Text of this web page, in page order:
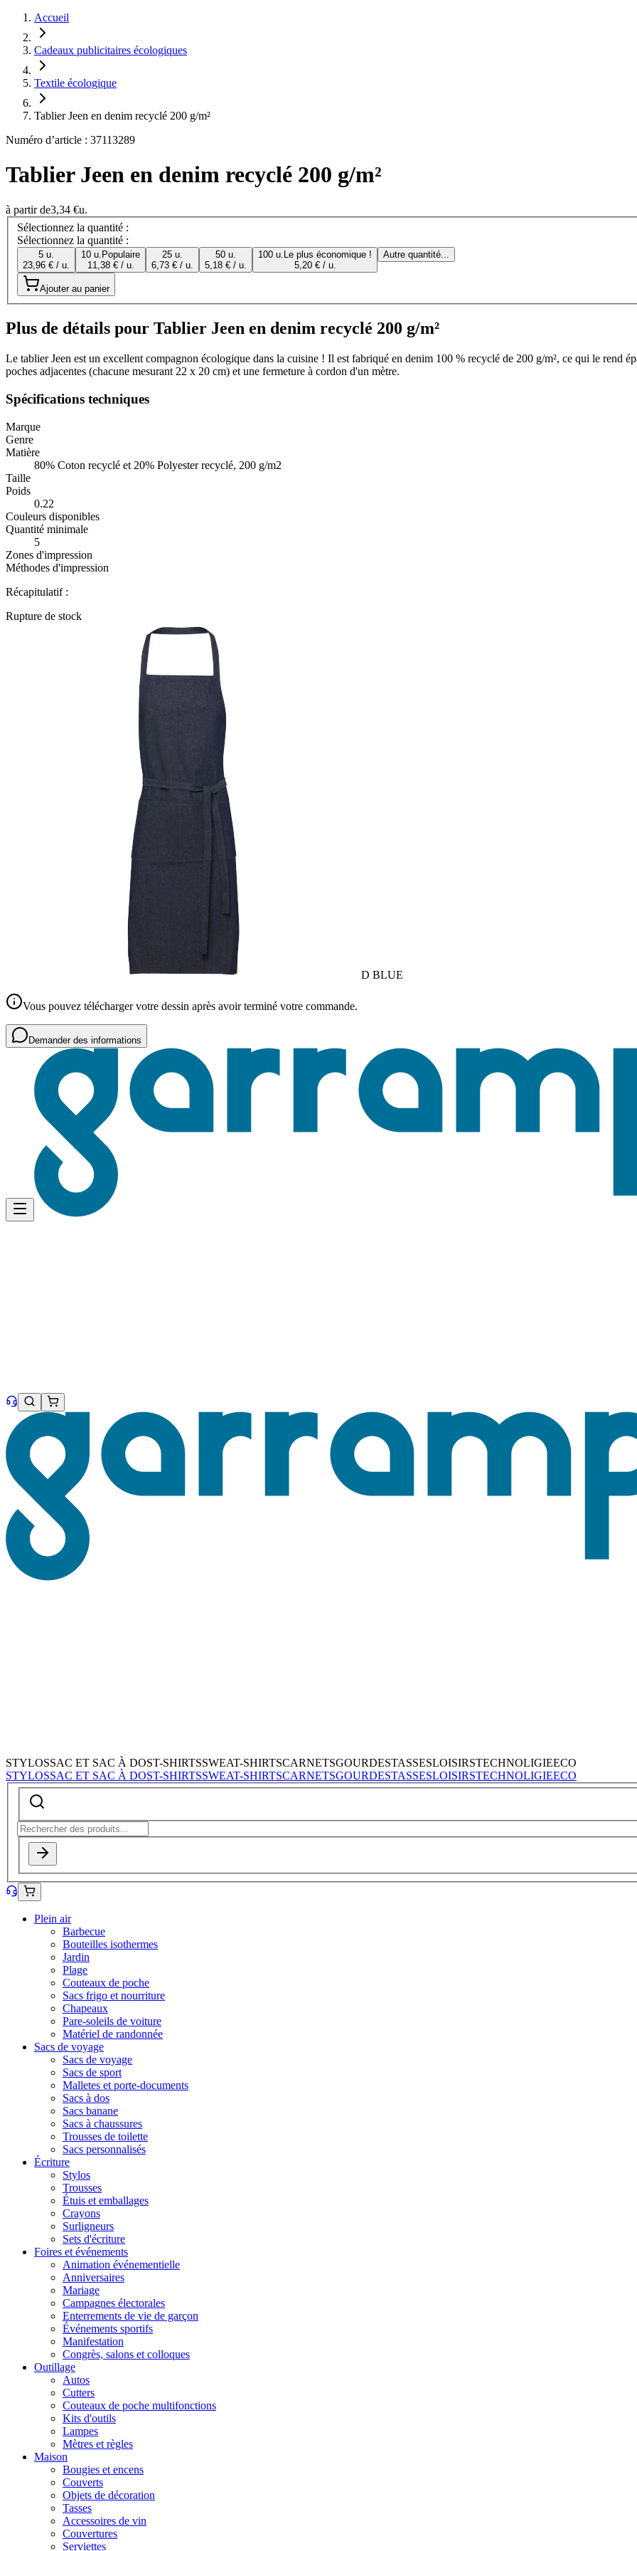
Accueil
Cadeaux publicitaires écologiques
Textile écologique
Tablier Jeen en denim recyclé 200 g/m²
Numéro d’article : 37113289
Tablier Jeen en denim recyclé 200 g/m²
à partir de3,34 €u.
Sélectionnez la quantité :
Sélectionnez la quantité :
5 u.
23,96 € / u.
10 u. Populaire
11,38 € / u.
25 u.
6,73 € / u.
50 u.
5,18 € / u.
100 u. Le plus économique !
5,20 € / u.
Autre quantité...
Ajouter au panier
Plus de détails pour Tablier Jeen en denim recyclé 200 g/m²
Le tablier Jeen est un excellent compagnon écologique dans la cuisine ! Il est fabriqué en denim 100 % recyclé de 200 g/m², ce qui le rend
poches adjacentes (chacune mesurant 22 x 20 cm) et une fermeture à cordon d'un mètre.
Spécifications techniques
Marque
Genre
Matière
80% Coton recyclé et 20% Polyester recyclé, 200 g/m2
Taille
Poids
0.22
Couleurs disponibles
Quantité minimale
5
Zones d'impression
Méthodes d'impression
Récapitulatif :
Rupture de stock
D BLUE
Vous pouvez télécharger votre dessin après avoir terminé votre commande.
Demander des informations
STYLOSSAC ET SAC À DOST-SHIRTSSWEAT-SHIRTSCARNETSGOURDESTASSESLOISIRSTECHNOLIGIEECO
STYLOSSAC ET SAC À DOST-SHIRTSSWEAT-SHIRTSCARNETSGOURDESTASSESLOISIRSTECHNOLIGIEECO
Plein air
Barbecue
Bouteilles isothermes
Jardin
Plage
Couteaux de poche
Sacs frigo et nourriture
Chapeaux
Pare-soleils de voiture
Matériel de randonnée
Sacs de voyage
Sacs de voyage
Sacs de sport
Malletes et porte-documents
Sacs à dos
Sacs banane
Sacs à chaussures
Trousses de toilette
Sacs personnalisés
Écriture
Stylos
Trousses
Étuis et emballages
Crayons
Surligneurs
Sets d'écriture
Foires et événements
Animation événementielle
Anniversaires
Mariage
Campagnes électorales
Enterrements de vie de garçon
Événements sportifs
Manifestation
Congrès, salons et colloques
Outillage
Autos
Cutters
Couteaux de poche multifonctions
Kits d'outils
Lampes
Mètres et règles
Maison
Bougies et encens
Couverts
Objets de décoration
Tasses
Accessoires de vin
Couvertures
Serviettes